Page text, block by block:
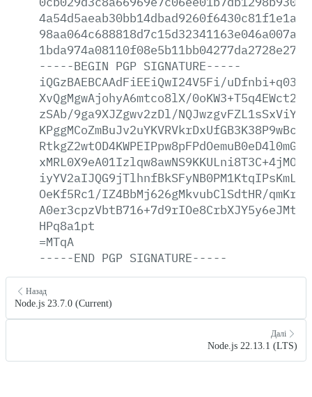
-----BEGIN PGP SIGNATURE-----
iQGzBAEBCAAdFiEEiQwI24V5Fi/
XvQgMgwAjohyA6mtco8lX/
zSAb/9ga9XJZgwv2zDl/
OeKf5Rc1/IZ4BbMj626gMkvubClSdtHR/
HPq8a1pt
=MTqA
-----END PGP SIGNATURE-----
Назад
Node.js 23.7.0 (Current)
Далі
Node.js 22.13.1 (LTS)